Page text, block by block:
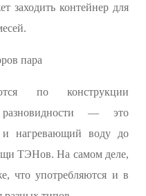
заходить контейнер для
пара
по конструкции
— это
и нагревающий воду до
ТЭНов. На самом деле,
что употребляются и в